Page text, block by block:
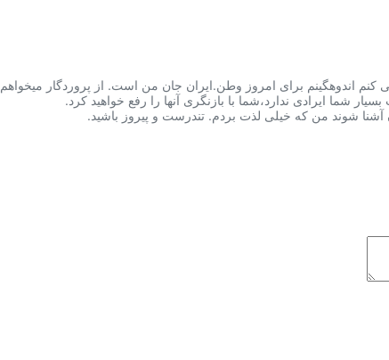
اندوهگینم برای امروز وطن.ایران جان من است. از پروردگار میخواهم
شما ایرادی ندارد،شما با بازنگری آنها را رفع خواهید کرد.
آشنا شوند من که خیلی لذت بردم. تندرست و پیروز باشید.